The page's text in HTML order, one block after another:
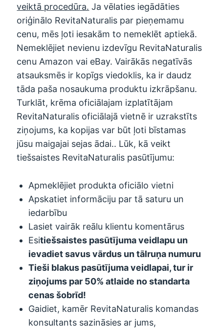
veiktā procedūra. Ja vēlaties iegādāties
oriģinālo RevitaNaturalis par pieņemamu
cenu, mēs ļoti iesakām to nemeklēt aptiekā.
Nemeklējiet nevienu izdevīgu RevitaNaturalis
cenu Amazon vai eBay. Vairākās negatīvās
atsauksmēs ir kopīgs viedoklis, ka ir daudz
tāda paša nosaukuma produktu izkrāpšanu.
Turklāt, krēma oficiālajam izplatītājam
RevitaNaturalis oficiālajā vietnē ir uzrakstīts
ziņojums, ka kopijas var būt ļoti bīstamas
jūsu maigajai sejas ādai.. Lūk, kā veikt
tiešsaistes RevitaNaturalis pasūtījumu:
Apmeklējiet produkta oficiālo vietni
Apskatiet informāciju par tā saturu un
iedarbību
Lasiet vairāk reālu klientu komentārus
Esitiešsaistes pasūtījuma veidlapu un
ievadiet savus vārdus un tālruņa numuru
Tieši blakus pasūtījuma veidlapai, tur ir
ziņojums par 50% atlaide no standarta
cenas šobrīd!
Gaidiet, kamēr RevitaNaturalis komandas
konsultants sazināsies ar jums,